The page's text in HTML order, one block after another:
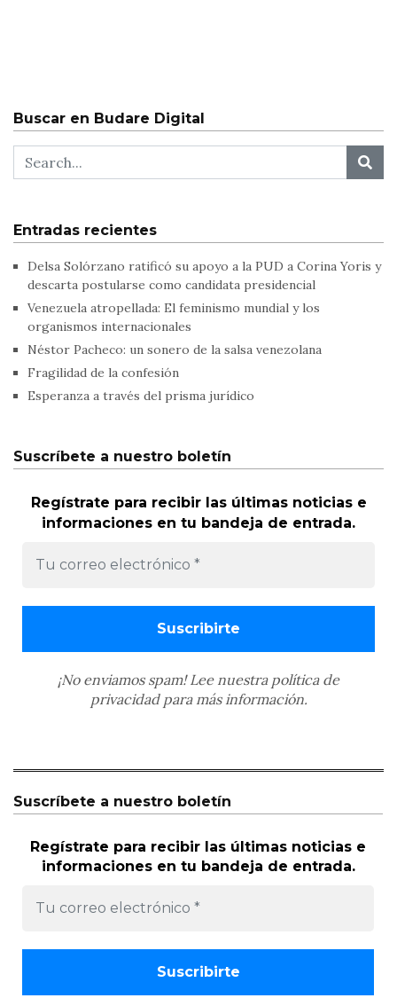
Buscar en Budare Digital
Entradas recientes
Delsa Solórzano ratificó su apoyo a la PUD a Corina Yoris y
descarta postularse como candidata presidencial
Venezuela atropellada: El feminismo mundial y los
organismos internacionales
Néstor Pacheco: un sonero de la salsa venezolana
Fragilidad de la confesión
Esperanza a través del prisma jurídico
Suscríbete a nuestro boletín
Regístrate para recibir las últimas noticias e
informaciones en tu bandeja de entrada.
¡No enviamos spam! Lee nuestra política de
privacidadpara más información.
Suscríbete a nuestro boletín
Regístrate para recibir las últimas noticias e
informaciones en tu bandeja de entrada.